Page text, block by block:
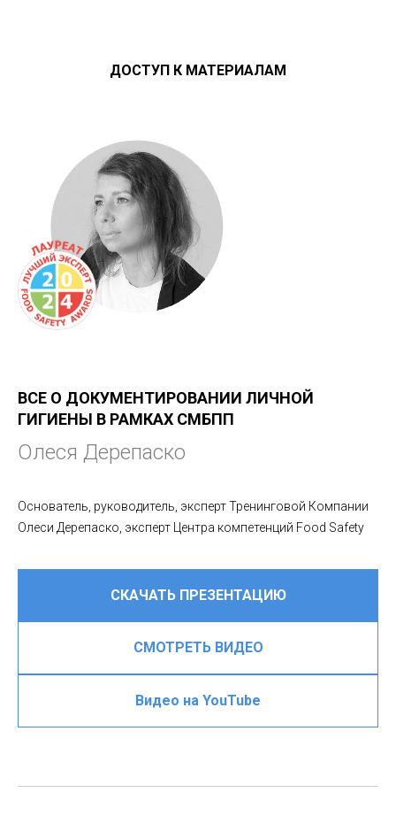
ДОСТУП К МАТЕРИАЛАМ
ВСЕ О ДОКУМЕНТИРОВАНИИ ЛИЧНОЙ
ГИГИЕНЫ В РАМКАХ СМБПП
Олеся Дерепаско
Основатель, руководитель, эксперт Тренинговой Компании
Олеси Дерепаско, эксперт Центра компетенций Food Safety
СКАЧАТЬ ПРЕЗЕНТАЦИЮ
СМОТРЕТЬ ВИДЕО
Видео на YouTube